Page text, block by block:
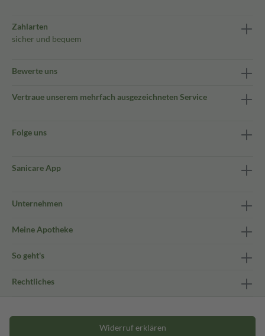
Zahlarten
sicher und bequem
Bewerte uns
Vertraue unserem mehrfach ausgezeichneten Service
Folge uns
Sanicare App
Unternehmen
Meine Apotheke
So geht's
Rechtliches
Widerruf erklären